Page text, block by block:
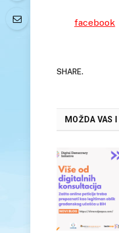
facebook
SHARE.
MOŽDA VAS I